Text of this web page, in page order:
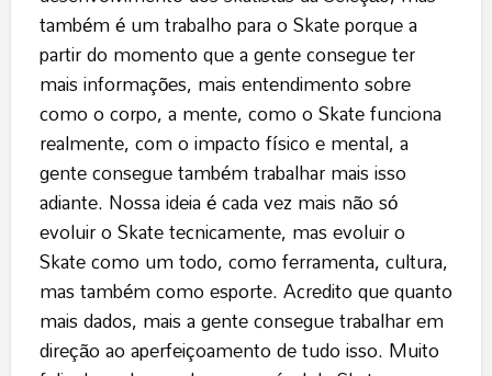
também é um trabalho para o Skate porque a
partir do momento que a gente consegue ter
mais informações, mais entendimento sobre
como o corpo, a mente, como o Skate funciona
realmente, com o impacto físico e mental, a
gente consegue também trabalhar mais isso
adiante. Nossa ideia é cada vez mais não só
evoluir o Skate tecnicamente, mas evoluir o
Skate como um todo, como ferramenta, cultura,
mas também como esporte. Acredito que quanto
mais dados, mais a gente consegue trabalhar em
direção ao aperfeiçoamento de tudo isso. Muito